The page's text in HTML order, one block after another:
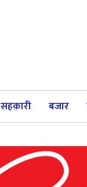
सहकारी बजार